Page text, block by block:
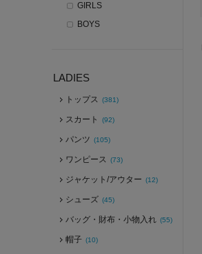
GIRLS
BOYS
LADIES
トップス (381)
スカート (92)
パンツ (105)
ワンピース (73)
ジャケット/アウター (12)
シューズ (45)
バッグ・財布・小物入れ (55)
帽子 (10)